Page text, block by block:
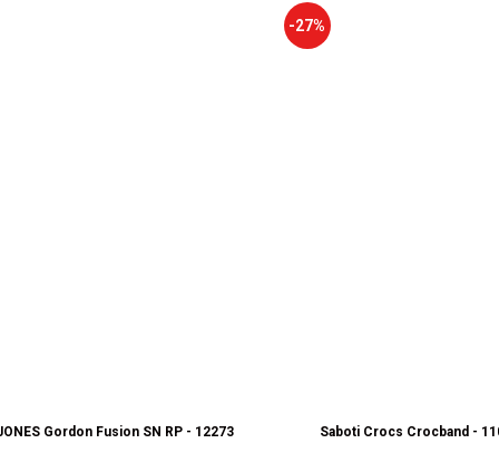
Gordon Fusion SN RP - 12273304-Black RP
-27%
Saboti Crocs Crocband -